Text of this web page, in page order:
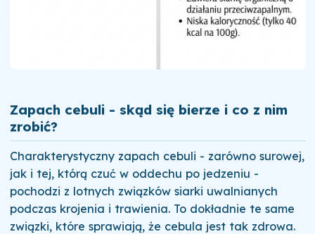
Zapach cebuli - skąd się bierze i co z nim
zrobić?
Charakterystyczny zapach cebuli - zarówno surowej,
jak i tej, którą czuć w oddechu po jedzeniu -
pochodzi z lotnych związków siarki uwalnianych
podczas krojenia i trawienia. To dokładnie te same
związki, które sprawiają, że cebula jest tak zdrowa.